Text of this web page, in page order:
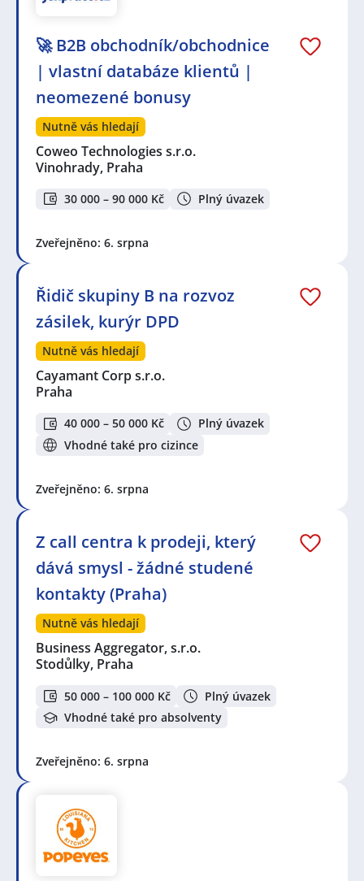
🚀 B2B obchodník/obchodnice
| vlastní databáze klientů |
neomezené bonusy
Nutně vás hledají
Coweo Technologies s.r.o.
Vinohrady, Praha
30 000 – 90 000 Kč Plný úvazek
Zveřejněno: 6. srpna
Řidič skupiny B na rozvoz
zásilek, kurýr DPD
Nutně vás hledají
Cayamant Corp s.r.o.
Praha
40 000 – 50 000 Kč
Plný úvazek
Vhodné také pro cizince
Zveřejněno: 6. srpna
Z call centra k prodeji, který
dává smysl - žádné studené
kontakty (Praha)
Nutně vás hledají
Business Aggregator, s.r.o.
Stodůlky, Praha
50 000 – 100 000 Kč
Plný úvazek
Vhodné také pro absolventy
Zveřejněno: 6. srpna